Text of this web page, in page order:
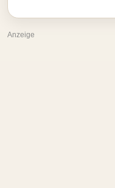
Anzeige